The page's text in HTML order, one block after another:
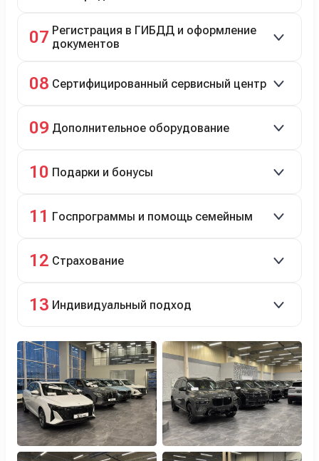
07 Регистрация в ГИБДД и оформление
документов
08 Сертифицированный сервисный центр
технический ремонт.
09 Дополнительное оборудование
10 Подарки и бонусы
программе лояльности.
11 Госпрограммы и помощь семейным
12 Страхование
бонусами для клиентов.
13 Индивидуальный подход
оформлением.